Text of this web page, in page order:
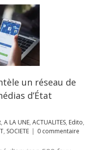
un réseau de
d’État
, A LA UNE, ACTUALITES, Edito,
, SOCIETE | 0 commentaire